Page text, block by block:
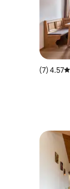
متوسط التقييم 4.57 من 5، 7 مراجعات
4.57 (7)